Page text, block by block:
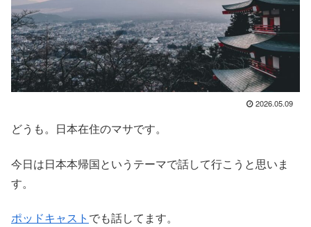
2026.05.09
どうも。日本在住のマサです。
今日は日本本帰国というテーマで話して行こうと思いま
す。
ポッドキャスト でも話してます。